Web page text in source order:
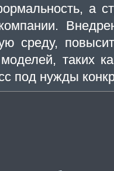
а
среду,
таких
под нужды